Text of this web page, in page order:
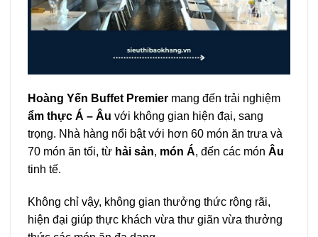
Hoàng Yến Buffet Premier mang đến trải nghiệm
ẩm thực Á – Âu với không gian hiện đại, sang
trọng. Nhà hàng nổi bật với hơn 60 món ăn trưa và
70 món ăn tối, từ hải sản, món Á, đến các món Âu
tinh tế.
Không chỉ vậy, không gian thưởng thức rộng rãi,
hiện đại giúp thực khách vừa thư giãn vừa thưởng